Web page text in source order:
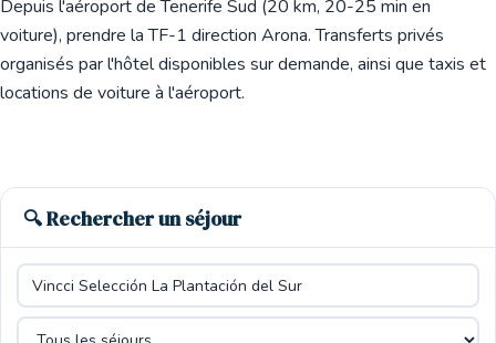
Depuis l'aéroport de Tenerife Sud (20 km, 20-25 min en
voiture), prendre la TF-1 direction Arona. Transferts privés
organisés par l'hôtel disponibles sur demande, ainsi que taxis et
locations de voiture à l'aéroport.
🔍 Rechercher un séjour